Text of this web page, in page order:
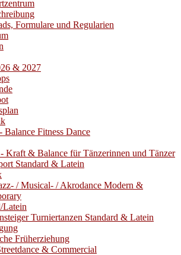
Formulare und Regularien
& 2027
Balance Fitness Dance
Kraft & Balance für Tänzerinnen und Tänzer
Standard & Latein
/ Musical- / Akrodance Modern &
Latein
Turniertanzen Standard & Latein
Früherziehung
& Commercial